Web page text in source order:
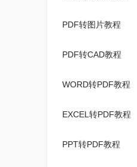
PDF转图片教程
PDF转CAD教程
WORD转PDF教程
EXCEL转PDF教程
PPT转PDF教程